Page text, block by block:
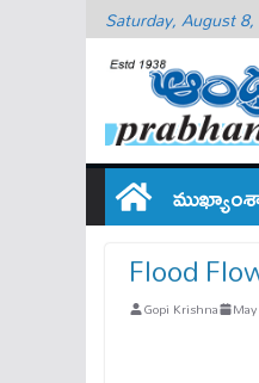
Saturday, August
Flood
Gopi Krishna